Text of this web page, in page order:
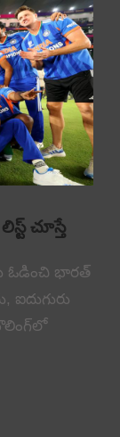
చూస్తే
ఓడించి భారత్
ఐదుగురు